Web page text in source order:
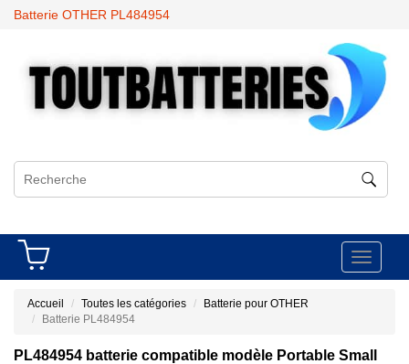
Batterie OTHER PL484954
Toggle
Accueil Toutes les catégories
Batterie pour OTHER
Batterie PL484954
PL484954 batterie compatible modèle Portable Small